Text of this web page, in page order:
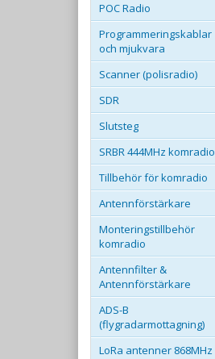
POC Radio
Programmeringskablar
och mjukvara
Scanner (polisradio)
SDR
Slutsteg
SRBR 444MHz komradio
Tillbehör för komradio
Antennförstärkare
Monteringstillbehör
komradio
Antennfilter &
Antennförstärkare
ADS-B
(flygradarmottagning)
LoRa antenner 868MHz